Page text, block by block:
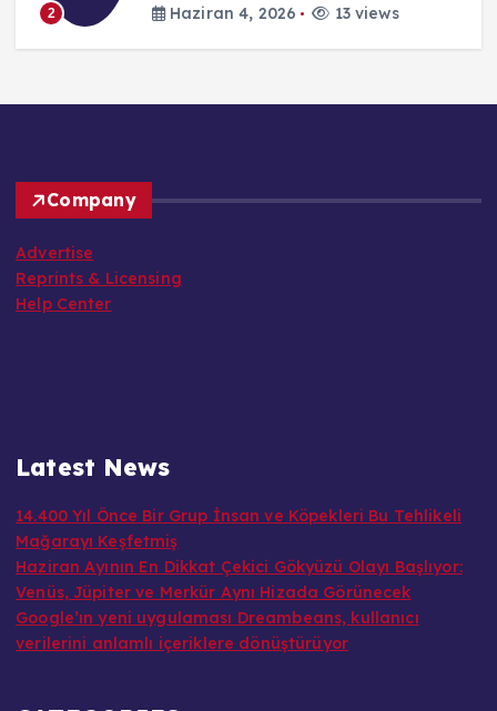
2
Haziran 4, 2026
13 views
Company
Advertise
Reprints & Licensing
Help Center
Latest News
14.400 Yıl Önce Bir Grup İnsan ve Köpekleri Bu Tehlikeli
Mağarayı Keşfetmiş
Haziran Ayının En Dikkat Çekici Gökyüzü Olayı Başlıyor:
Venüs, Jüpiter ve Merkür Aynı Hizada Görünecek
Google’ın yeni uygulaması Dreambeans, kullanıcı
verilerini anlamlı içeriklere dönüştürüyor